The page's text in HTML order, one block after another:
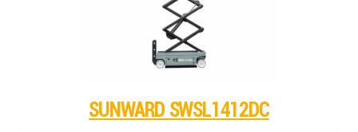
SUNWARD SWSL1412DC